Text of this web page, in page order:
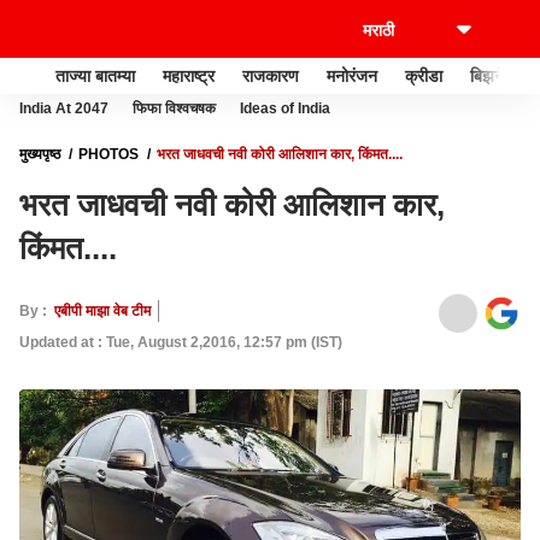
ताज्या बातम्या महाराष्ट्र राजकारण मनोरंजन क्रीडा बिझनेस
India At 2047 फिफा विश्वचषक Ideas of India
मुख्यपृष्ठ PHOTOS भरत जाधवची नवी कोरी आलिशान कार, किंमत....
भरत जाधवची नवी कोरी आलिशान कार,
किंमत....
By :एबीपी माझा वेब टीम
Updated at : Tue, August 2,2016, 12:57 pm (IST)